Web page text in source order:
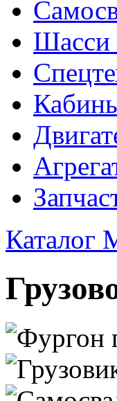
Шасси
Каталог